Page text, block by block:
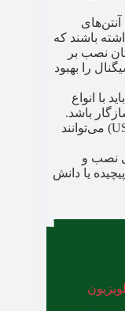
آنتن‌های
باشند که
نصب بر
را بهبود
با انواع
باشد.
ورودی‌های مختلف (مانند Coaxial و USB) می‌توانند
نصب و
یا دانش